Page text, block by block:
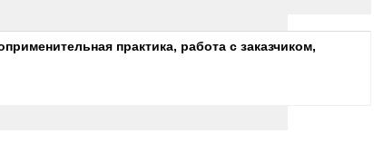
практика, работа с заказчиком,